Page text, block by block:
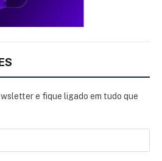
e fique ligado em tudo que